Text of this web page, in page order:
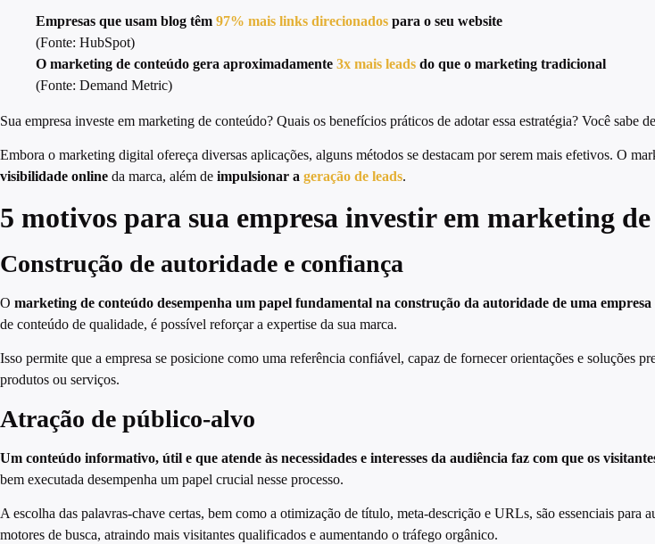
Empresas que usam blog têm 97% mais links direcionados para o seu website
(Fonte: HubSpot)
O marketing de conteúdo gera aproximadamente 3x mais leads do que o marketing tradicional
(Fonte: Demand Metric)
Sua empresa investe em marketing de conteúdo? Quais os benefícios práticos de adotar essa estratégia? Você
Embora o marketing digital ofereça diversas aplicações, alguns métodos se destacam por serem mais efetivos. O
visibilidade online da marca, além de impulsionar a geração de leads.
5 motivos para sua empresa investir em marketing
Construção de autoridade e confiança
O marketing de conteúdo desempenha um papel fundamental na construção da autoridade de uma empresa
de conteúdo de qualidade, é possível reforçar a expertise da sua marca.
Isso permite que a empresa se posicione como uma referência confiável, capaz de fornecer orientações e soluções
produtos ou serviços.
Atração de público-alvo
Um conteúdo informativo, útil e que atende às necessidades e interesses da audiência faz com que os
bem executada desempenha um papel crucial nesse processo.
A escolha das palavras-chave certas, bem como a otimização de título, meta-descrição e URLs, são essenciais
motores de busca, atraindo mais visitantes qualificados e aumentando o tráfego orgânico.